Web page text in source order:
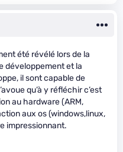
été révélé lors de la
développement et la
il sont capable de
qu’à y réfléchir c’est
au hardware (ARM,
aux os (windows,linux,
impressionnant.